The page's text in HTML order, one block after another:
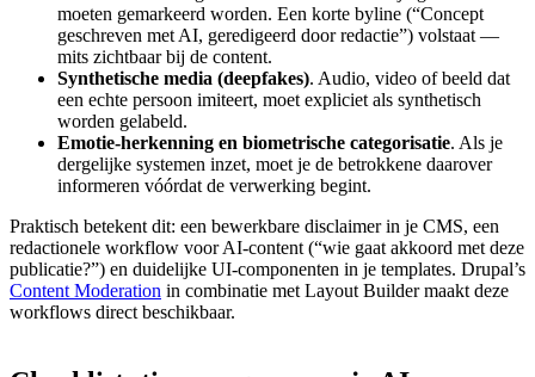
moeten gemarkeerd worden. Een korte byline (“Concept
geschreven met AI, geredigeerd door redactie”) volstaat —
mits zichtbaar bij de content.
Synthetische media (deepfakes). Audio, video of beeld dat
een echte persoon imiteert, moet expliciet als synthetisch
worden gelabeld.
Emotie-herkenning en biometrische categorisatie. Als je
dergelijke systemen inzet, moet je de betrokkene daarover
informeren vóórdat de verwerking begint.
Praktisch betekent dit: een bewerkbare disclaimer in je CMS, een
redactionele workflow voor AI-content (“wie gaat akkoord met deze
publicatie?”) en duidelijke UI-componenten in je templates. Drupal’s
Content Moderation in combinatie met Layout Builder maakt deze
workflows direct beschikbaar.